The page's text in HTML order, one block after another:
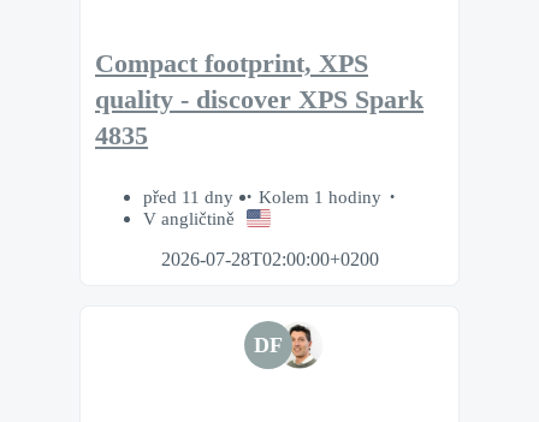
Compact footprint, XPS
quality - discover XPS Spark
4835
před 11 dny
Kolem 1 hodiny
V angličtině
2026-07-28T02:00:00+0200
DF